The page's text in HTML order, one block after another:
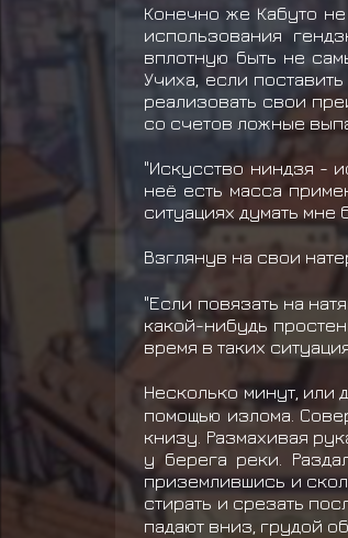
Конечно же Кабуто
использования
вплотную быть не
Учиха, если
реализовать свои
со счетов ложные
"Искусство ниндзя -
неё есть масса
ситуациях думать мне
Взглянув на свои
"Если повязать на
какой-нибудь
время в таких
Несколько минут, или
помощью излома.
книзу. Размахивая
у берега реки.
приземлившись и
стирать и срезать
падают вниз, грудой